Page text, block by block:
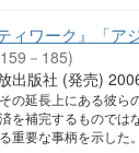
ィワーク』「ア
－185)
出版社 (発売)
の延長上にある彼
を補完するもので
重要な事柄を示した。